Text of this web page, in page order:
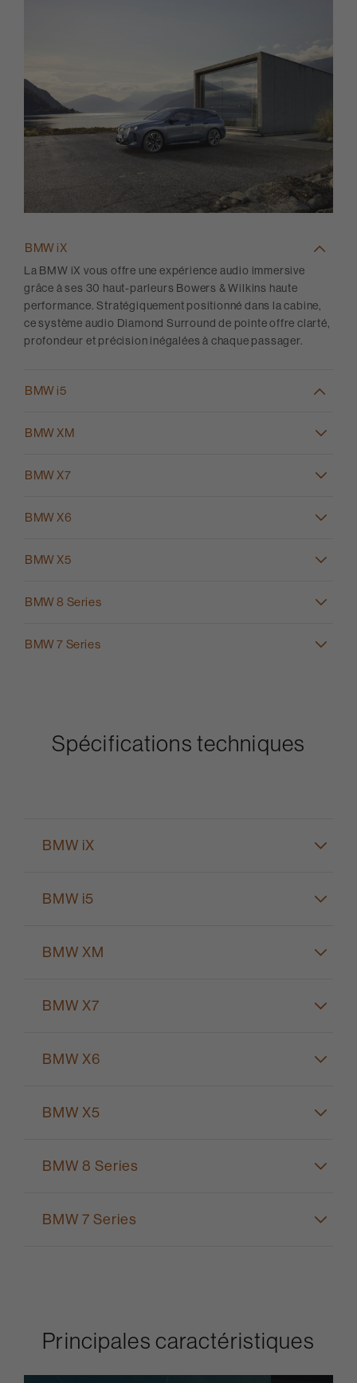
BMW iX
La BMW iX vous offre une expérience audio immersive
grâce à ses 30 haut-parleurs Bowers & Wilkins haute
performance. Stratégiquement positionné dans la cabine,
ce système audio Diamond Surround de pointe offre clarté,
profondeur et précision inégalées à chaque passager.
BMW i5
BMW XM
BMW X7
BMW X6
BMW X5
BMW 8 Series
BMW 7 Series
Spécifications techniques
BMW iX
BMW i5
BMW XM
BMW X7
BMW X6
BMW X5
BMW 8 Series
BMW 7 Series
Principales caractéristiques